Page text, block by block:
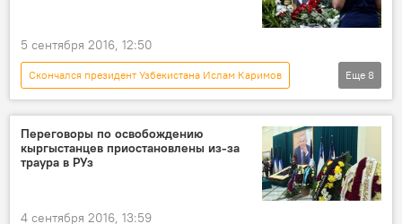
5 сентября 2016, 12:50
Скончался президент Узбекистана Ислам Каримов
Пресс-дайджест
Новости
В мире
Азия
Куба
Ислам Каримов
траур
указ
Еще 8
Переговоры по освобождению
кыргыстанцев приостановлены из-за
траура в РУз
4 сентября 2016, 13:59